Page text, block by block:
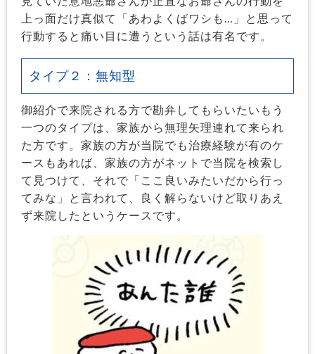
上っ面だけ真似て「あわよくばワシも…」と思って
行動すると痛い目に遭うという話は有名です。
タイプ２：無知型
御紹介で来院される方で勘弁してもらいたいもう
一つのタイプは、家族から無理矢理連れて来られ
た方です。家族の方が当院でも治療経験が有のケ
ースもあれば、家族の方がネットで当院を検索し
て見つけて、それで「ここ良いみたいだから行っ
てみな」と言われて、良く解らないけど取りあえ
ず来院したというケースです。